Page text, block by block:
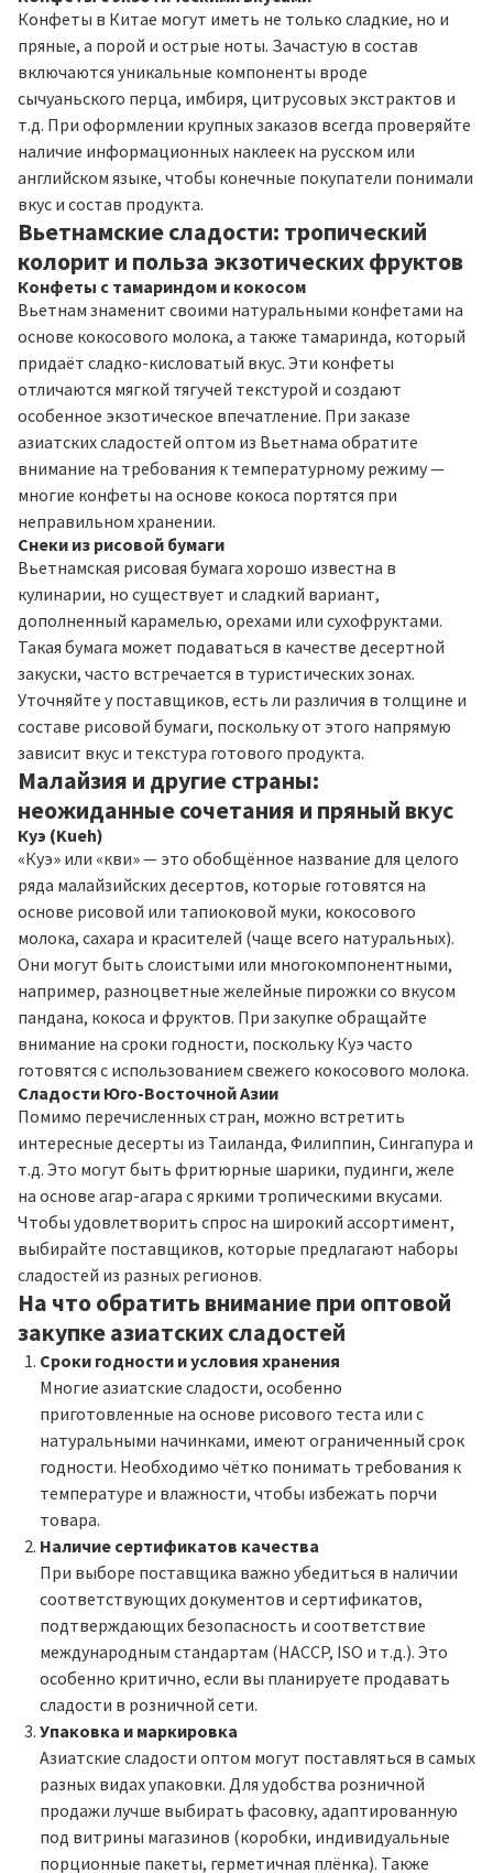
Конфеты в Китае могут иметь не только сладкие, но и
пряные, а порой и острые ноты. Зачастую в состав
включаются уникальные компоненты вроде
сычуаньского перца, имбиря, цитрусовых экстрактов и
т.д. При оформлении крупных заказов всегда проверяйте
наличие информационных наклеек на русском или
английском языке, чтобы конечные покупатели понимали
вкус и состав продукта.
Вьетнамские сладости: тропический
колорит и польза экзотических фруктов
Конфеты с тамариндом и кокосом
Вьетнам знаменит своими натуральными конфетами на
основе кокосового молока, а также тамаринда, который
придаёт сладко-кисловатый вкус. Эти конфеты
отличаются мягкой тягучей текстурой и создают
особенное экзотическое впечатление. При заказе
азиатских сладостей оптом из Вьетнама обратите
внимание на требования к температурному режиму —
многие конфеты на основе кокоса портятся при
неправильном хранении.
Снеки из рисовой бумаги
Вьетнамская рисовая бумага хорошо известна в
кулинарии, но существует и сладкий вариант,
дополненный карамелью, орехами или сухофруктами.
Такая бумага может подаваться в качестве десертной
закуски, часто встречается в туристических зонах.
Уточняйте у поставщиков, есть ли различия в толщине и
составе рисовой бумаги, поскольку от этого напрямую
зависит вкус и текстура готового продукта.
Малайзия и другие страны:
неожиданные сочетания и пряный вкус
Куэ (Kueh)
«Куэ» или «кви» — это обобщённое название для целого
ряда малайзийских десертов, которые готовятся на
основе рисовой или тапиоковой муки, кокосового
молока, сахара и красителей (чаще всего натуральных).
Они могут быть слоистыми или многокомпонентными,
например, разноцветные желейные пирожки со вкусом
пандана, кокоса и фруктов. При закупке обращайте
внимание на сроки годности, поскольку Куэ часто
готовятся с использованием свежего кокосового молока.
Сладости Юго-Восточной Азии
Помимо перечисленных стран, можно встретить
интересные десерты из Таиланда, Филиппин, Сингапура и
т.д. Это могут быть фритюрные шарики, пудинги, желе
на основе агар-агара с яркими тропическими вкусами.
Чтобы удовлетворить спрос на широкий ассортимент,
выбирайте поставщиков, которые предлагают наборы
сладостей из разных регионов.
На что обратить внимание при оптовой
закупке азиатских сладостей
Сроки годности и условия хранения
Многие азиатские сладости, особенно
приготовленные на основе рисового теста или с
натуральными начинками, имеют ограниченный срок
годности. Необходимо чётко понимать требования к
температуре и влажности, чтобы избежать порчи
товара.
Наличие сертификатов качества
При выборе поставщика важно убедиться в наличии
соответствующих документов и сертификатов,
подтверждающих безопасность и соответствие
международным стандартам (HACCP, ISO и т.д.). Это
особенно критично, если вы планируете продавать
сладости в розничной сети.
Упаковка и маркировка
Азиатские сладости оптом могут поставляться в самых
разных видах упаковки. Для удобства розничной
продажи лучше выбирать фасовку, адаптированную
под витрины магазинов (коробки, индивидуальные
порционные пакеты, герметичная плёнка). Также